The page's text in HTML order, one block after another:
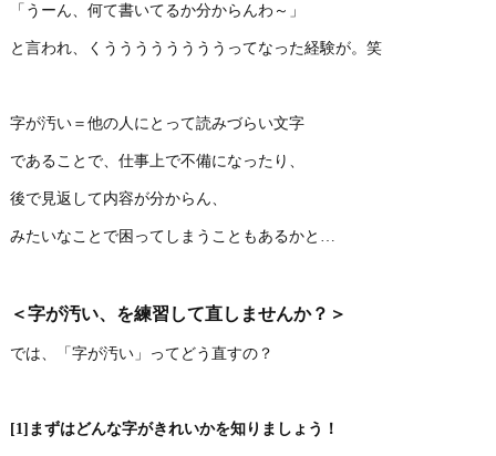
「うーん、何て書いてるか分からんわ～」
と言われ、くううううううううってなった経験が。笑
字が汚い＝他の人にとって読みづらい文字
であることで、仕事上で不備になったり、
後で見返して内容が分からん、
みたいなことで困ってしまうこともあるかと…
＜字が汚い、を練習して直しませんか？＞
では、「字が汚い」ってどう直すの？
[1]まずはどんな字がきれいかを知りましょう！